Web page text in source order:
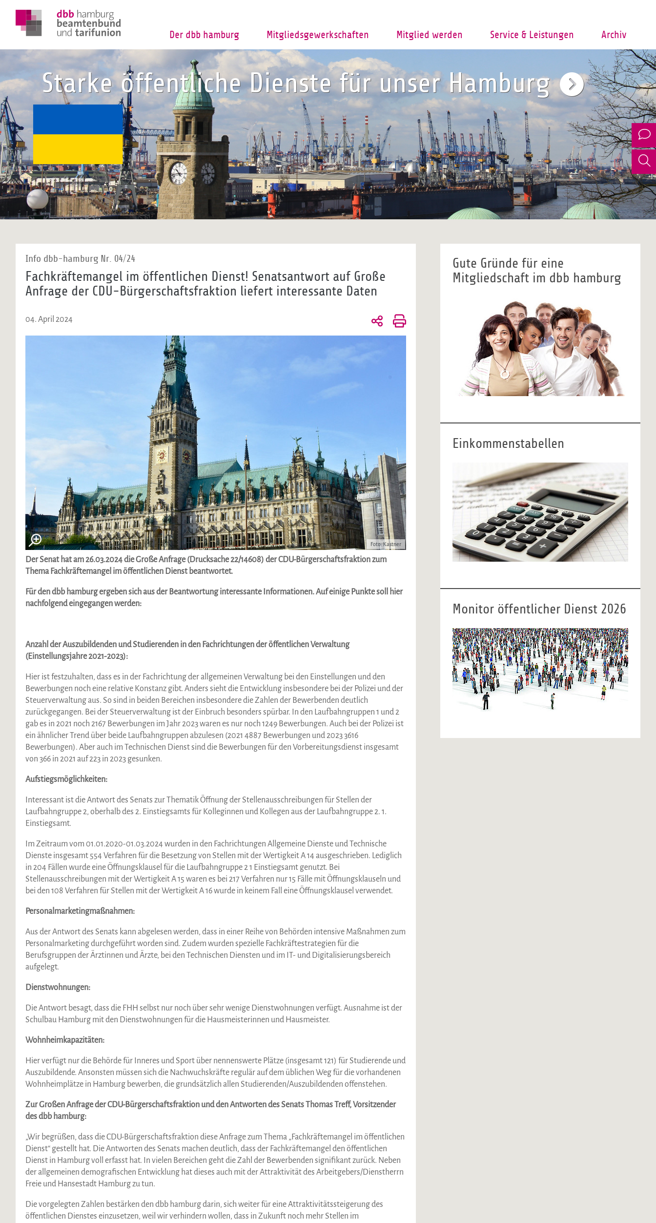
Der dbb hamburg Mitgliedsgewerkschaften Mitglied werden Service & Leistungen Archiv
Starke öffentliche Dienste für unser Hamburg
Info dbb-hamburg Nr. 04/24
Fachkräftemangel im öffentlichen Dienst! Senatsantwort auf Große
Anfrage der CDU-Bürgerschaftsfraktion liefert interessante Daten
04. April 2024
Foto: Kastner
Der Senat hat am 26.03.2024 die Große Anfrage (Drucksache 22/14608) der CDU-Bürgerschaftsfraktion zum
Thema Fachkräftemangel im öffentlichen Dienst beantwortet.
Für den dbb hamburg ergeben sich aus der Beantwortung interessante Informationen. Auf einige Punkte soll hier
nachfolgend eingegangen werden:
Anzahl der Auszubildenden und Studierenden in den Fachrichtungen der öffentlichen Verwaltung
(Einstellungsjahre 2021-2023):
Hier ist festzuhalten, dass es in der Fachrichtung der allgemeinen Verwaltung bei den Einstellungen und den
Bewerbungen noch eine relative Konstanz gibt. Anders sieht die Entwicklung insbesondere bei der Polizei und der
Steuerverwaltung aus. So sind in beiden Bereichen insbesondere die Zahlen der Bewerbenden deutlich
zurückgegangen. Bei der Steuerverwaltung ist der Einbruch besonders spürbar. In den Laufbahngruppen 1 und 2
gab es in 2021 noch 2167 Bewerbungen im Jahr 2023 waren es nur noch 1249 Bewerbungen. Auch bei der Polizei ist
ein ähnlicher Trend über beide Laufbahngruppen abzulesen (2021 4887 Bewerbungen und 2023 3616
Bewerbungen). Aber auch im Technischen Dienst sind die Bewerbungen für den Vorbereitungsdienst insgesamt
von 366 in 2021 auf 223 in 2023 gesunken.
Aufstiegsmöglichkeiten:
Interessant ist die Antwort des Senats zur Thematik Öffnung der Stellenausschreibungen für Stellen der
Laufbahngruppe 2, oberhalb des 2. Einstiegsamts für Kolleginnen und Kollegen aus der Laufbahngruppe 2. 1.
Einstiegsamt.
Im Zeitraum vom 01.01.2020-01.03.2024 wurden in den Fachrichtungen Allgemeine Dienste und Technische
Dienste insgesamt 554 Verfahren für die Besetzung von Stellen mit der Wertigkeit A 14 ausgeschrieben. Lediglich
in 204 Fällen wurde eine Öffnungsklausel für die Laufbahngruppe 2 1 Einstiegsamt genutzt. Bei
Stellenausschreibungen mit der Wertigkeit A 15 waren es bei 217 Verfahren nur 15 Fälle mit Öffnungsklauseln und
bei den 108 Verfahren für Stellen mit der Wertigkeit A 16 wurde in keinem Fall eine Öffnungsklausel verwendet.
Personalmarketingmaßnahmen:
Aus der Antwort des Senats kann abgelesen werden, dass in einer Reihe von Behörden intensive Maßnahmen zum
Personalmarketing durchgeführt worden sind. Zudem wurden spezielle Fachkräftestrategien für die
Berufsgruppen der Ärztinnen und Ärzte, bei den Technischen Diensten und im IT- und Digitalisierungsbereich
aufgelegt.
Dienstwohnungen:
Die Antwort besagt, dass die FHH selbst nur noch über sehr wenige Dienstwohnungen verfügt. Ausnahme ist der
Schulbau Hamburg mit den Dienstwohnungen für die Hausmeisterinnen und Hausmeister.
Wohnheimkapazitäten:
Hier verfügt nur die Behörde für Inneres und Sport über nennenswerte Plätze (insgesamt 121) für Studierende und
Auszubildende. Ansonsten müssen sich die Nachwuchskräfte regulär auf dem üblichen Weg für die vorhandenen
Wohnheimplätze in Hamburg bewerben, die grundsätzlich allen Studierenden/Auszubildenden offenstehen.
Zur Großen Anfrage der CDU-Bürgerschaftsfraktion und den Antworten des Senats Thomas Treff, Vorsitzender
des dbb hamburg:
„Wir begrüßen, dass die CDU-Bürgerschaftsfraktion diese Anfrage zum Thema „Fachkräftemangel im öffentlichen
Dienst“ gestellt hat. Die Antworten des Senats machen deutlich, dass der Fachkräftemangel den öffentlichen
Dienst in Hamburg voll erfasst hat. In vielen Bereichen geht die Zahl der Bewerbenden signifikant zurück. Neben
der allgemeinen demografischen Entwicklung hat dieses auch mit der Attraktivität des Arbeitgebers/Dienstherrn
Freie und Hansestadt Hamburg zu tun.
Die vorgelegten Zahlen bestärken den dbb hamburg darin, sich weiter für eine Attraktivitätssteigerung des
öffentlichen Dienstes einzusetzen, weil wir verhindern wollen, dass in Zukunft noch mehr Stellen im
Gute Gründe für eine
Mitgliedschaft im dbb hamburg
Einkommenstabellen
Monitor öffentlicher Dienst 2026